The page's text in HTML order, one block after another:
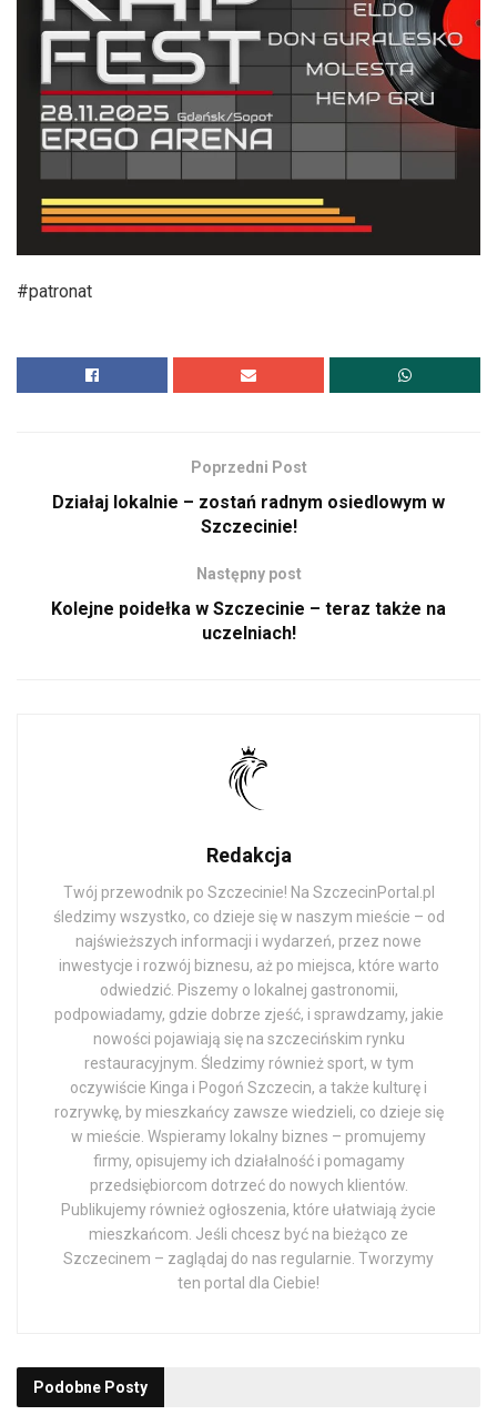
#patronat
Poprzedni Post
Działaj lokalnie – zostań radnym osiedlowym w
Szczecinie!
Następny post
Kolejne poidełka w Szczecinie – teraz także na
uczelniach!
Redakcja
Twój przewodnik po Szczecinie! Na SzczecinPortal.pl
śledzimy wszystko, co dzieje się w naszym mieście – od
najświeższych informacji i wydarzeń, przez nowe
inwestycje i rozwój biznesu, aż po miejsca, które warto
odwiedzić. Piszemy o lokalnej gastronomii,
podpowiadamy, gdzie dobrze zjeść, i sprawdzamy, jakie
nowości pojawiają się na szczecińskim rynku
restauracyjnym. Śledzimy również sport, w tym
oczywiście Kinga i Pogoń Szczecin, a także kulturę i
rozrywkę, by mieszkańcy zawsze wiedzieli, co dzieje się
w mieście. Wspieramy lokalny biznes – promujemy
firmy, opisujemy ich działalność i pomagamy
przedsiębiorcom dotrzeć do nowych klientów.
Publikujemy również ogłoszenia, które ułatwiają życie
mieszkańcom. Jeśli chcesz być na bieżąco ze
Szczecinem – zaglądaj do nas regularnie. Tworzymy
ten portal dla Ciebie!
Podobne Posty